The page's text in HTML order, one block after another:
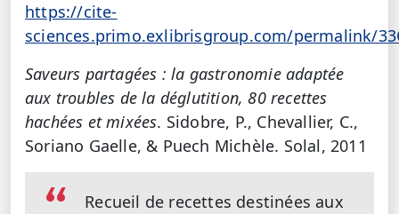
https://cite-
sciences.primo.exlibrisgroup.com/permalink/
Saveurs partagées : la gastronomie adaptée
aux troubles de la déglutition, 80 recettes
hachées et mixées. Sidobre, P., Chevallier, C.,
Soriano Gaelle, & Puech Michèle. Solal, 2011
Recueil de recettes destinées aux